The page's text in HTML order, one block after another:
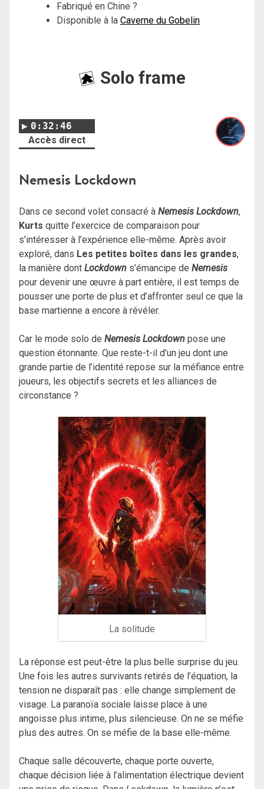
Fabriqué en Chine ?
Disponible à la Caverne du Gobelin
Solo frame
0:32:46
Accès direct
Nemesis Lockdown
Dans ce second volet consacré à Nemesis Lockdown,
Kurts quitte l’exercice de comparaison pour
s’intéresser à l’expérience elle-même. Après avoir
exploré, dans Les petites boîtes dans les grandes,
la manière dont Lockdown s’émancipe de Nemesis
pour devenir une œuvre à part entière, il est temps de
pousser une porte de plus et d’affronter seul ce que la
base martienne a encore à révéler.
Car le mode solo de Nemesis Lockdown pose une
question étonnante. Que reste-t-il d’un jeu dont une
grande partie de l’identité repose sur la méfiance entre
joueurs, les objectifs secrets et les alliances de
circonstance ?
La solitude
La réponse est peut-être la plus belle surprise du jeu.
Une fois les autres survivants retirés de l’équation, la
tension ne disparaît pas : elle change simplement de
visage. La paranoïa sociale laisse place à une
angoisse plus intime, plus silencieuse. On ne se méfie
plus des autres. On se méfie de la base elle-même.
Chaque salle découverte, chaque porte ouverte,
chaque décision liée à l’alimentation électrique devient